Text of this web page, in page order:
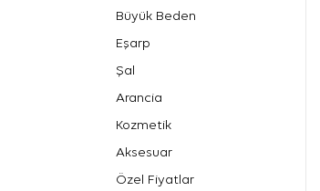
Büyük Beden
Eşarp
Şal
Arancia
Kozmetik
Aksesuar
Özel Fiyatlar